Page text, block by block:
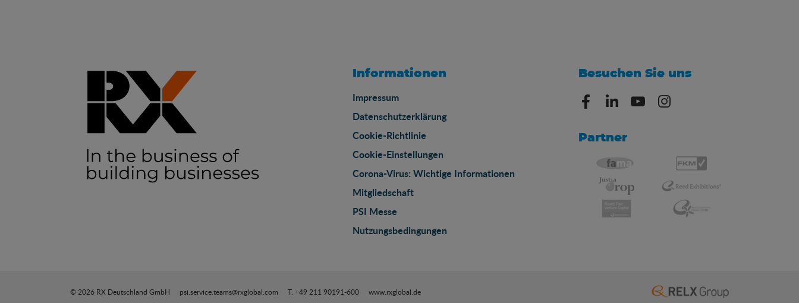
Informationen
Impressum
Datenschutzerklärung
Cookie-Richtlinie
Cookie-Einstellungen
Corona-Virus: Wichtige Informationen
Mitgliedschaft
PSI Messe
Nutzungsbedingungen
Besuchen Sie uns
Partner
© 2026 RX Deutschland GmbH psi.service.teams@rxglobal.com T: +49 211 90191-600 www.rxglobal.de